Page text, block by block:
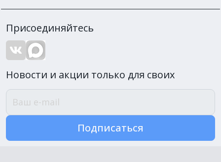
Присоединяйтесь
Новости и акции только для своих
Подписаться